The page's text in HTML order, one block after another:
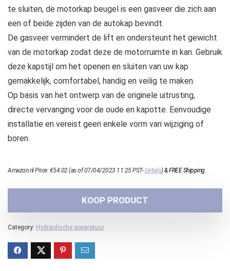
te sluiten, de motorkap beugel is een gasveer die zich aan
een of beide zijden van de autokap bevindt.
De gasveer vermindert de lift en ondersteunt het gewicht
van de motorkap zodat deze de motorruimte in kan. Gebruik
deze kapstijl om het openen en sluiten van uw kap
gemakkelijk, comfortabel, handig en veilig te maken.
Op basis van het ontwerp van de originele uitrusting,
directe vervanging voor de oude en kapotte. Eenvoudige
installatie en vereist geen enkele vorm van wijziging of
boren.
Amazon.nl Price:€54.02 (as of 07/04/2023 11:25 PST-Details)&FREE Shipping.
KOOP PRODUCT
Category: Hydraulische apparatuur